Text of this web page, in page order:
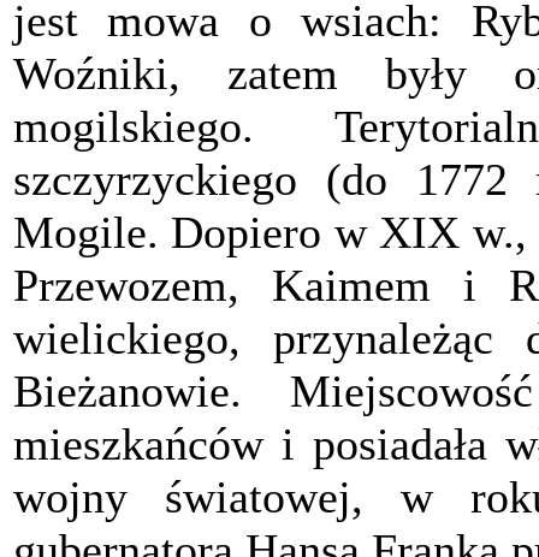
jest mowa o wsiach:
Woźniki, zatem były
mogilskiego.
szczyrzyckiego (do
Mogile. Dopiero w XIX w.,
Przewozem, Kaimem i
wielickiego,
Bieżanowie.
mieszkańców i posiadała
wojny światowej, w